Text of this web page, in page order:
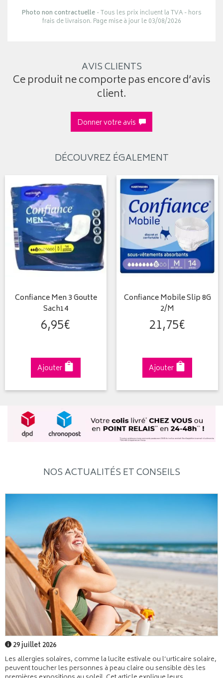
Photo non contractuelle- Tous les prix incluent la TVA - hors
frais de livraison. Page mise à jour le 03/08/2026
AVIS CLIENTS
Ce produit ne comporte pas encore d’avis
client.
Donner votre avis
DÉCOUVREZ ÉGALEMENT
Confiance Men 3 Goutte
Sach14
6,95€
Ajouter
Confiance Mobile Slip 8G
2/M
21,75€
Ajouter
NOS ACTUALITÉS ET CONSEILS
29 juillet 2026
Les allergies solaires, comme la lucite estivale ou l’urticaire solaire,
peuvent toucher les personnes à peau claire ou sensible dès les